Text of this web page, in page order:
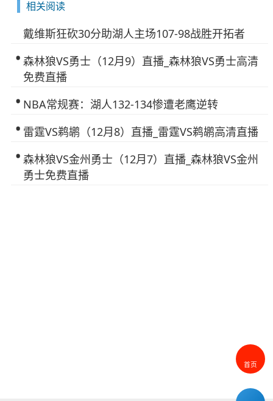
相关阅读
戴维斯狂砍30分助湖人主场107-98战胜开拓者
森林狼VS勇士（12月9）直播_森林狼VS勇士高清
免费直播
NBA常规赛：湖人132-134惨遭老鹰逆转
雷霆VS鹈鹕（12月8）直播_雷霆VS鹈鹕高清直播
森林狼VS金州勇士（12月7）直播_森林狼VS金州
勇士免费直播
首页